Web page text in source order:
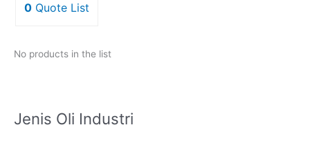
0 Quote List
No products in the list
Jenis Oli Industri